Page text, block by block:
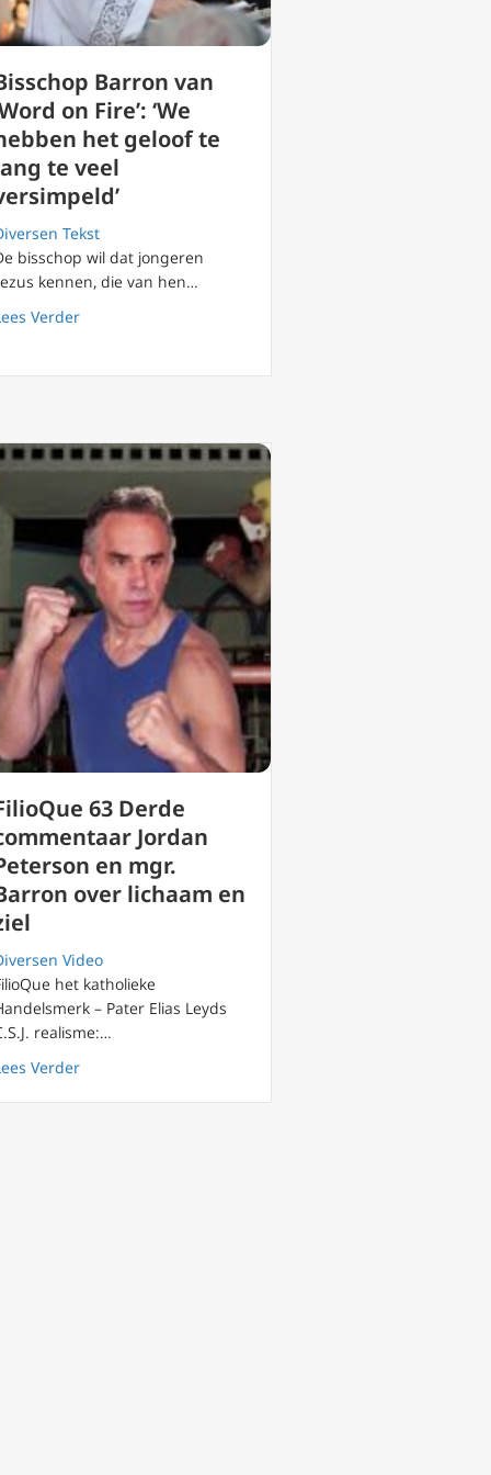
naar geloof en zijn ontmoeting met Johannes Paulus II
Barron van
on Fire’: ‘We
het geloof te
te veel
Tekst
bisschop wil dat jongeren
kennen, die van hen…
Verderabout Bisschop Barron van ‘Word on Fire’: ‘We
te eren
maakt geloofssprong gemakkelijker
63 Derde
Jordan
en mgr.
over lichaam en
Video
het katholieke
– Pater Elias Leyds
realisme:…
Verderabout FilioQue 63 Derde commentaar Jordan Peterson